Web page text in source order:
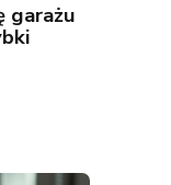
garażu